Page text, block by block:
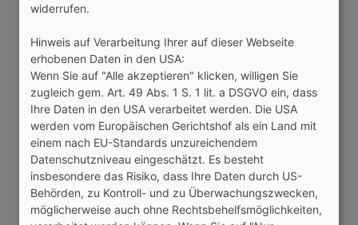
Feedback & Support
Aktuelle Gruppe der Woche
Rückblick
Aktivste Gruppe
Rückblick
Anwärter
Top-Thema
Forum
FAQ
Gewinnspiele
Blog
widerrufen.
Hinweis auf Verarbeitung Ihrer auf dieser Webseite
erhobenen Daten in den USA:
Wenn Sie auf "Alle akzeptieren" klicken, willigen Sie
zugleich gem. Art. 49 Abs. 1 S. 1 lit. a DSGVO ein, dass
Ihre Daten in den USA verarbeitet werden. Die USA
werden vom Europäischen Gerichtshof als ein Land mit
einem nach EU-Standards unzureichendem
Datenschutzniveau eingeschätzt. Es besteht
insbesondere das Risiko, dass Ihre Daten durch US-
Behörden, zu Kontroll- und zu Überwachungszwecken,
möglicherweise auch ohne Rechtsbehelfsmöglichkeiten,